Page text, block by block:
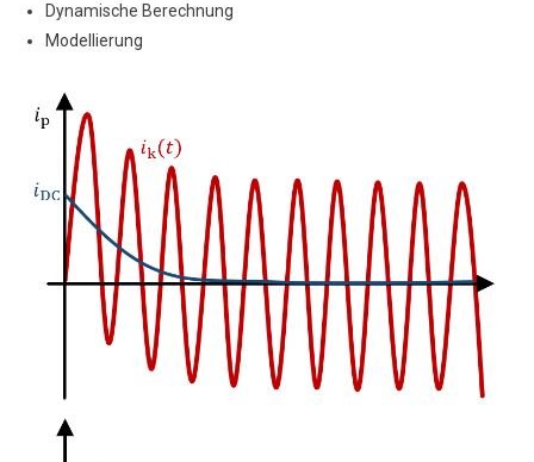
Dynamische Berechnung
Modellierung